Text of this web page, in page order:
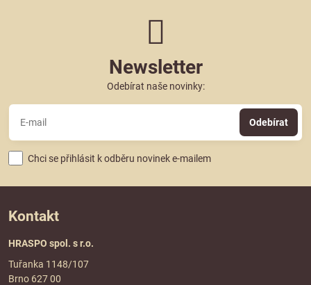
Newsletter
Odebírat naše novinky:
Odebírat
Chci se přihlásit k odběru novinek e-mailem
Kontakt
HRASPO spol. s r.o.
Tuřanka 1148/107
Brno 627 00